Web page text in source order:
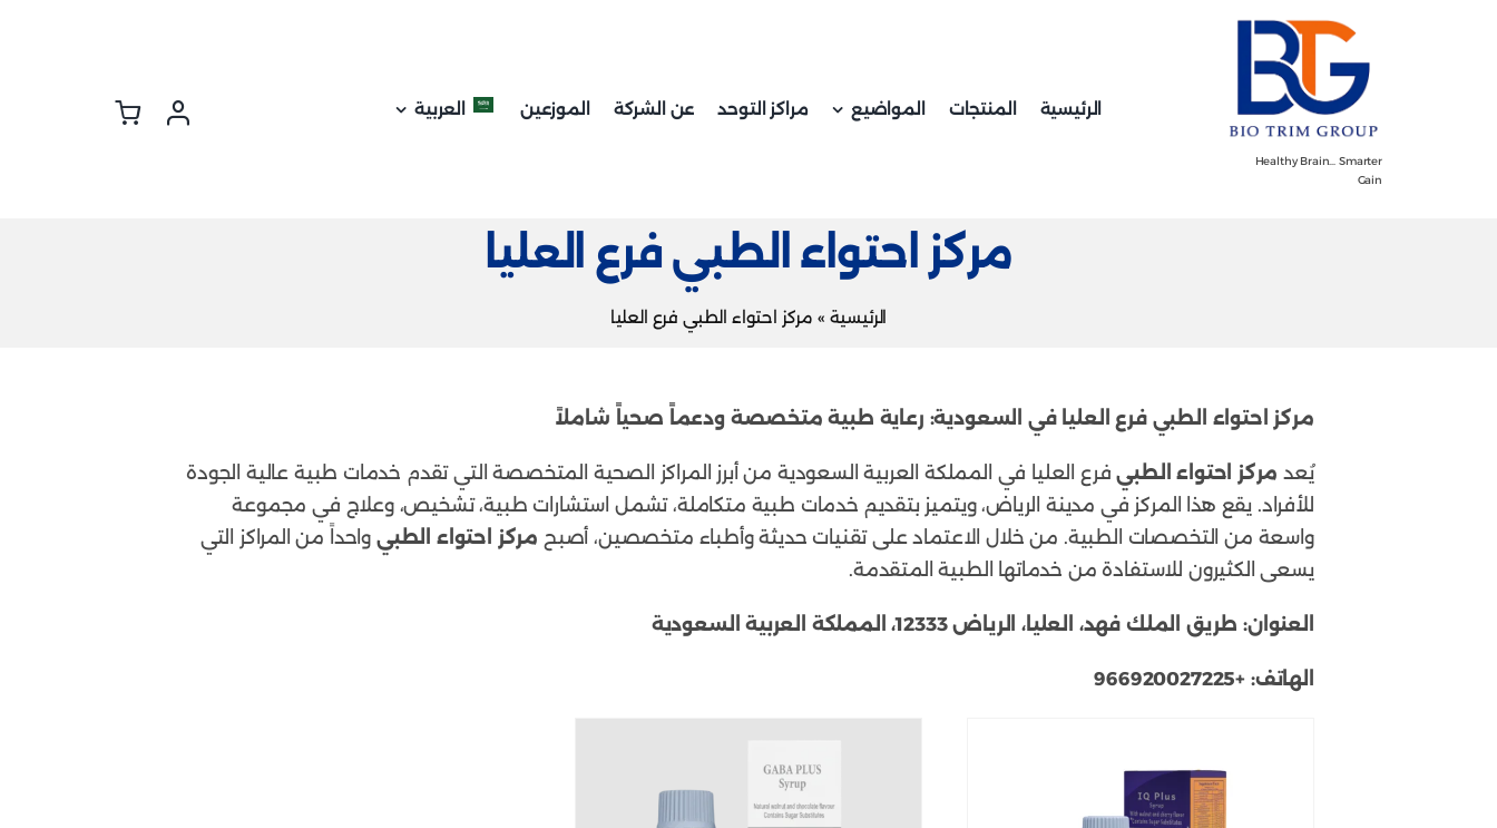
Healthy Brain… Smarter
Gain
الرئيسية المنتجات المواضيع مراكز التوحد عن الشركة الموزعين العربية
مركز احتواء الطبي فرع العليا
الرئيسية » مركز احتواء الطبي فرع العليا
مركز احتواء الطبي فرع العليا في السعودية: رعاية طبية متخصصة ودعماً صحياً شاملاً
يُعد مركز احتواء الطبيفرع العليا في المملكة العربية السعودية من أبرز المراكز الصحية المتخصصة التي تقدم خدمات طبية عالية الجودة
للأفراد. يقع هذا المركز في مدينة الرياض، ويتميز بتقديم خدمات طبية متكاملة، تشمل استشارات طبية، تشخيص، وعلاج في مجموعة
واسعة من التخصصات الطبية. من خلال الاعتماد على تقنيات حديثة وأطباء متخصصين، أصبح مركز احتواء الطبي واحداً من المراكز التي
يسعى الكثيرون للاستفادة من خدماتها الطبية المتقدمة.
العنوان: طريق الملك فهد، العليا، الرياض 12333، المملكة العربية السعودية
الهاتف: +966920027225